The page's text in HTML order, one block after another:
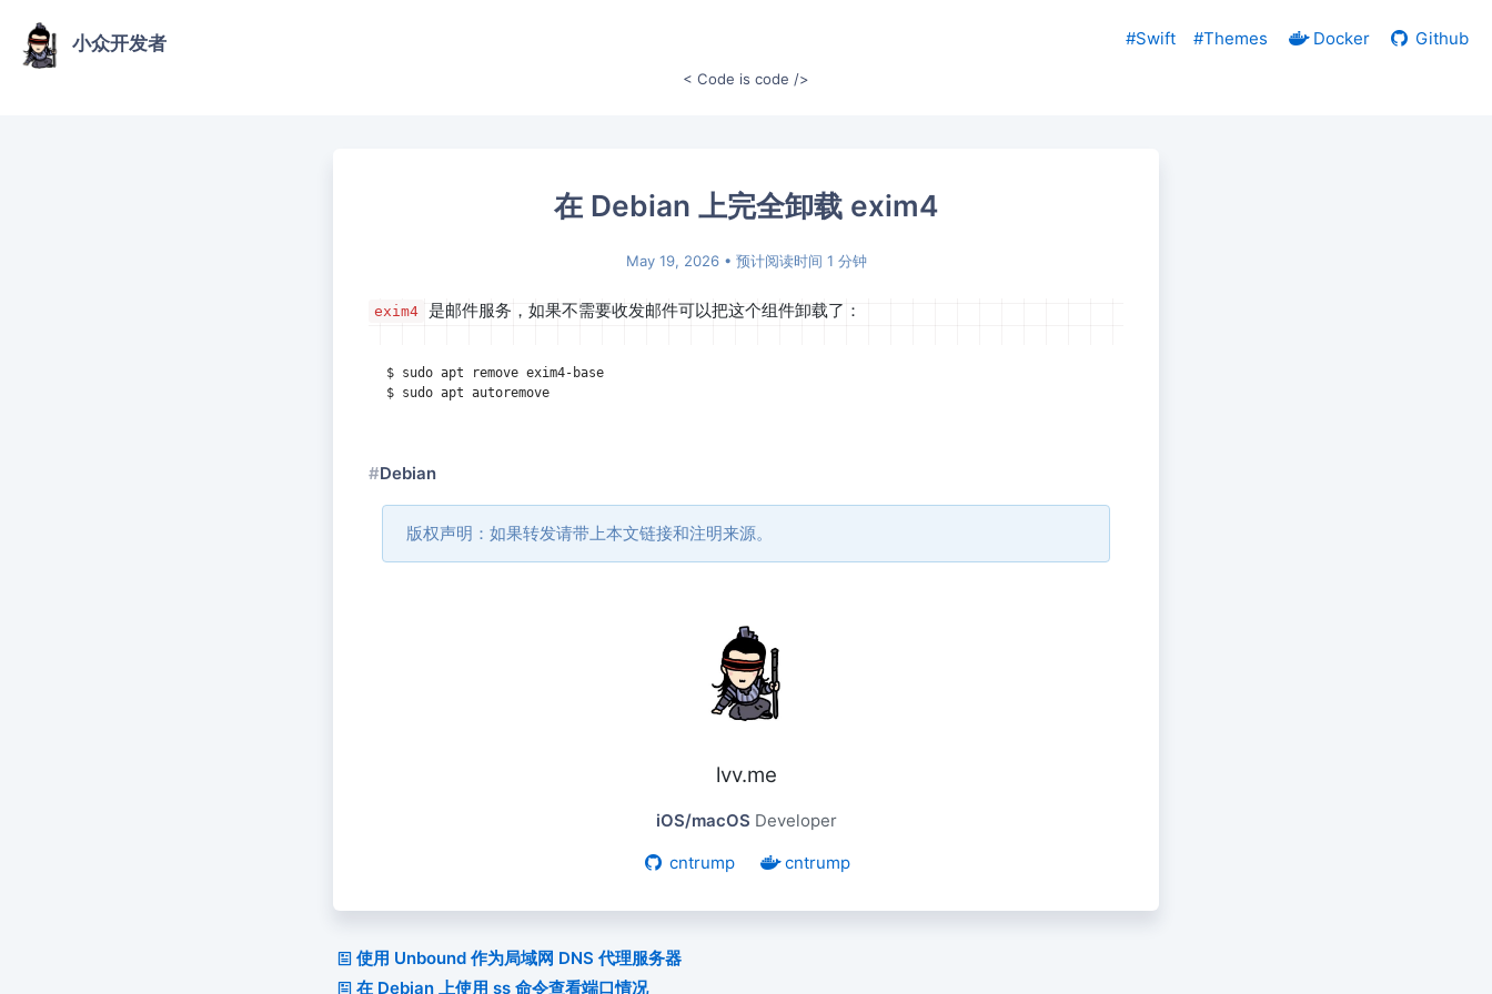
小众开发者 #Swift #Themes Docker Github
< Code is code />
在 Debian 上完全卸载 exim4
May 19, 2026• 预计阅读时间 1 分钟
exim4 是邮件服务，如果不需要收发邮件可以把这个组件卸载了：
Debian
版权声明：如果转发请带上本文链接和注明来源。
lvv.me
iOS/macOS Developer
cntrump
cntrump
使用 Unbound 作为局域网 DNS 代理服务器
在 Debian 上使用 ss 命令查看端口情况